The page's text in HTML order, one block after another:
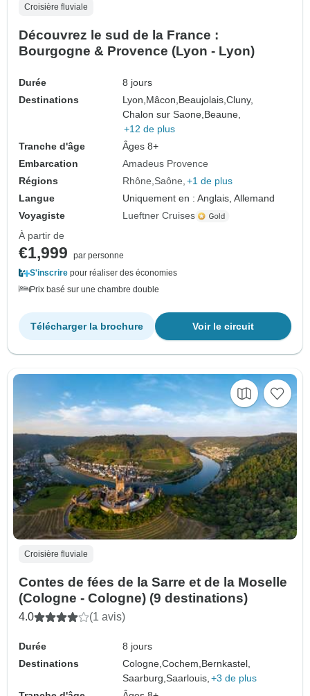
Croisière fluviale
Découvrez le sud de la France :
Bourgogne & Provence (Lyon - Lyon)
Durée
8 jours
Destinations
Lyon, Mâcon, Beaujolais,Cluny,
Chalon sur Saone, Beaune,
+12 de plus
Tranche d'âge
Âges 8+
Embarcation
Amadeus Provence
Régions
Rhône Saône +1 de plus
Langue
Uniquement en : Anglais, Allemand
Voyagiste
Lueftner Cruises
À partir de
€1,999
par personne
S'inscrire pour réaliser des économies
Prix basé sur une chambre double
Voir le circuit
Télécharger la brochure
Croisière fluviale
Contes de fées de la Sarre et de la Moselle
(Cologne - Cologne) (9 destinations)
4.0 (1 avis)
Durée
8 jours
Destinations
Cologne,Cochem,Bernkastel,
Saarburg,Saarlouis, +3 de plus